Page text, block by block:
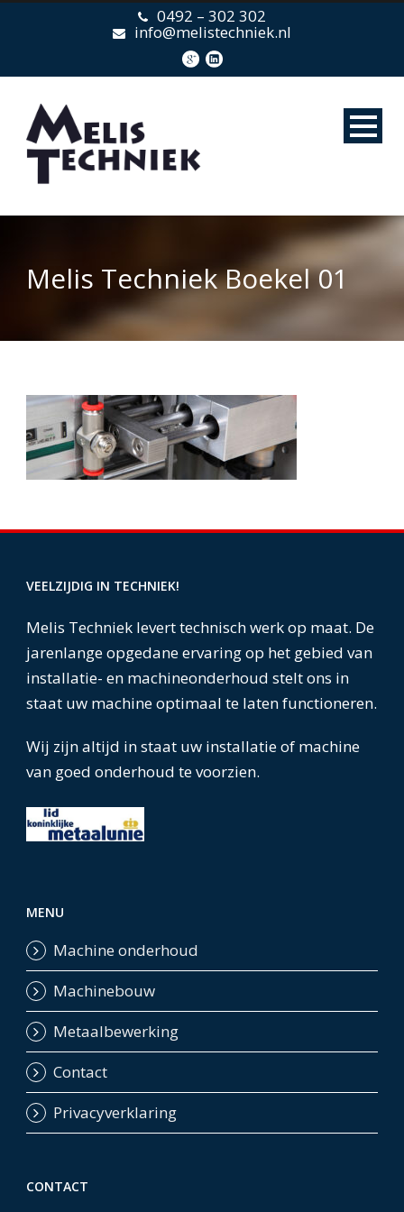
0492 – 302 302
info@melistechniek.nl
Melis Techniek Boekel 01
VEELZIJDIG IN TECHNIEK!
Melis Techniek levert technisch werk op maat. De
jarenlange opgedane ervaring op het gebied van
installatie- en machineonderhoud stelt ons in
staat uw machine optimaal te laten functioneren.
Wij zijn altijd in staat uw installatie of machine
van goed onderhoud te voorzien.
MENU
Machine onderhoud
Machinebouw
Metaalbewerking
Contact
Privacyverklaring
CONTACT